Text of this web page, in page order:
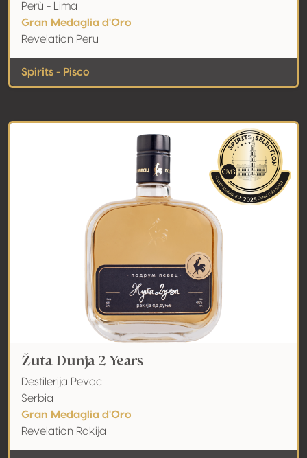
Perù - Lima
Gran Medaglia d'Oro
Revelation Peru
Spirits - Pisco
Žuta Dunja 2 Years
Destilerija Pevac
Serbia
Gran Medaglia d'Oro
Revelation Rakija